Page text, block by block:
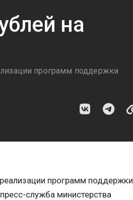
на
программ поддержки
программ поддержки
служба министерства